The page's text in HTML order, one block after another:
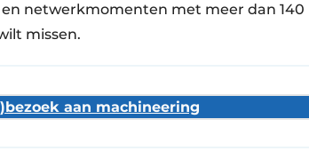
netwerkmomenten met meer dan 140
missen.
aan machineering